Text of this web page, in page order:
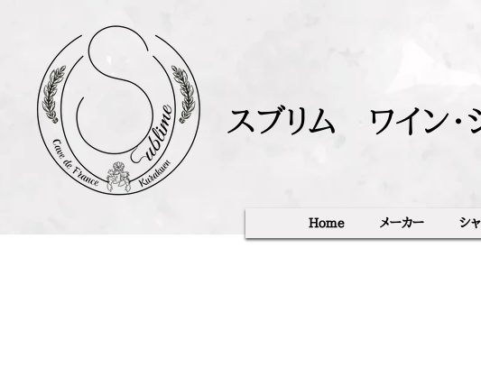
スブリム ワイン・
Home メーカー シ